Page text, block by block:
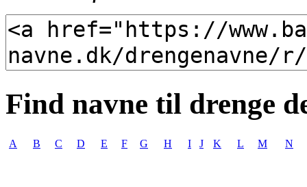
Find navne til drenge
A B C D E F G H I J K L M N